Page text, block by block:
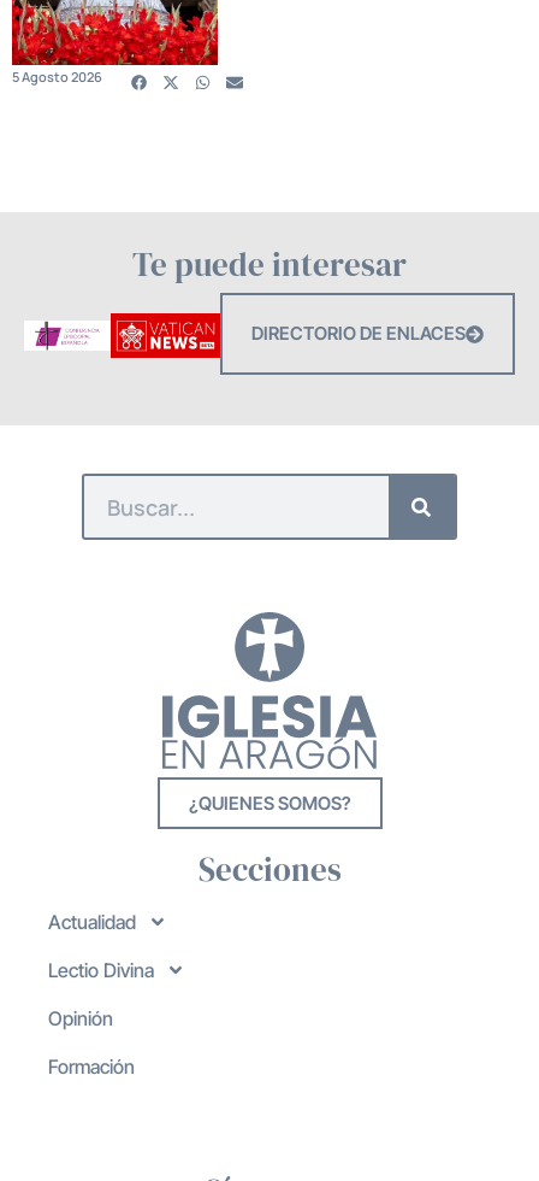
5 Agosto 2026
Te puede interesar
DIRECTORIO DE ENLACES
¿QUIENES SOMOS?
Secciones
Actualidad
Lectio Divina
Opinión
Formación